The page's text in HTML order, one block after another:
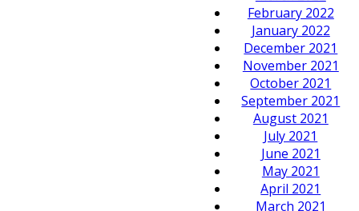
February 2022
January 2022
December 2021
November 2021
October 2021
September 2021
August 2021
July 2021
June 2021
May 2021
April 2021
March 2021